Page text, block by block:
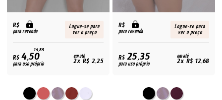
R$
para revenda
Logue-se para
ver o preço
14,85
R$4,50
para uso próprio
em até
2x R$ 2,25
R$
para revenda
Logue-se para
ver o preço
R$25,35
para uso próprio
em até
2x R$ 12,68